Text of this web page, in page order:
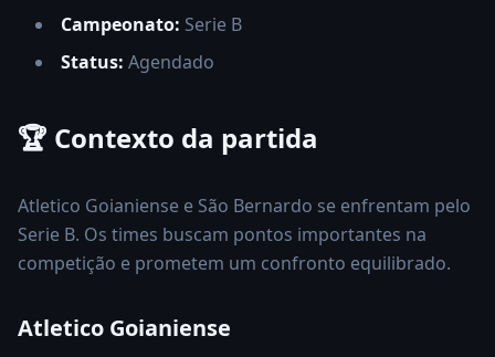
Campeonato: Serie B
Status: Agendado
🏆 Contexto da partida
Atletico Goianiense e São Bernardo se enfrentam pelo
Serie B. Os times buscam pontos importantes na
competição e prometem um confronto equilibrado.
Atletico Goianiense